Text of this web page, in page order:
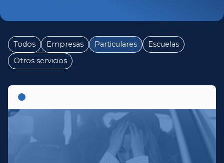
Todos Empresas Particulares
Escuelas
Otros servicios